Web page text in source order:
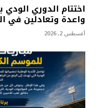
اختتام الدوري
واعدة وتعادلين في
أغسطس 2, 2026